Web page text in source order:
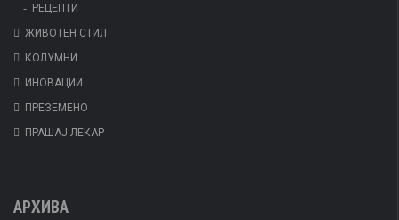
РЕЦЕПТИ
ЖИВОТЕН СТИЛ
КОЛУМНИ
ИНОВАЦИИ
ПРЕЗЕМЕНО
ПРАШАЈ ЛЕКАР
АРХИВА